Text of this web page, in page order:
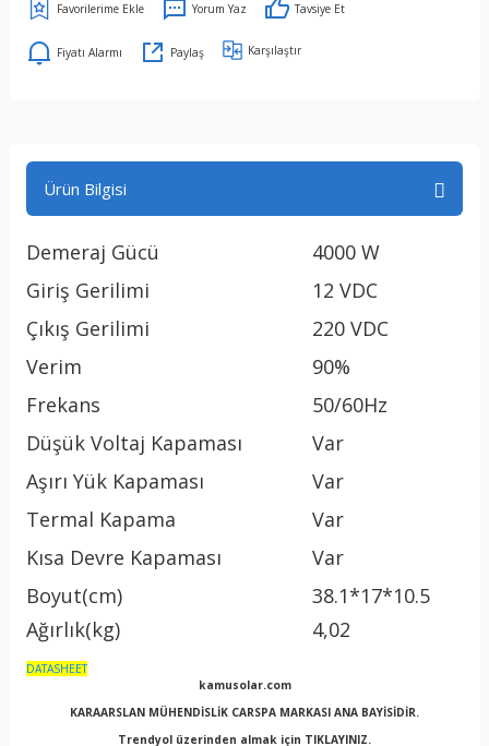
Yorum Yaz Tavsiye Et
Fiyatı Alarmı Paylaş Karşılaştır
Ürün Bilgisi
Demeraj Gücü
4000 W
Giriş Gerilimi
12 VDC
Çıkış Gerilimi
220 VDC
Verim
90%
Frekans
50/60Hz
Düşük Voltaj Kapaması
Var
Aşırı Yük Kapaması
Var
Termal Kapama
Var
Kısa Devre Kapaması
Var
Boyut(cm)
38.1*17*10.5
Ağırlık(kg)
4,02
DATASHEET
kamusolar.com
KARAARSLAN MÜHENDİSLİK CARSPA MARKASI ANA BAYİSİDİR.
Trendyol üzerinden almak için TIKLAYINIZ.